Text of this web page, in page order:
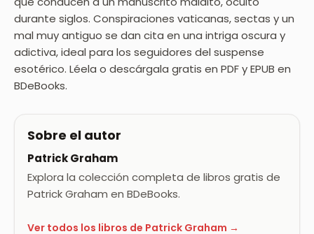
durante siglos. Conspiraciones vaticanas, sectas y un
mal muy antiguo se dan cita en una intriga oscura y
adictiva, ideal para los seguidores del suspense
esotérico. Léela o descárgala gratis en PDF y EPUB en
BDeBooks.
Sobre el autor
Patrick Graham
Explora la colección completa de libros gratis de
Patrick Graham en BDeBooks.
Ver todos los libros de Patrick Graham →